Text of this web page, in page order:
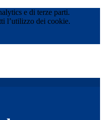
e di terze parti.
l’utilizzo dei cookie.